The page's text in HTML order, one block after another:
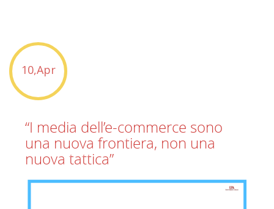
10,Apr
“I media dell’e-commerce sono
una nuova frontiera, non una
nuova tattica”